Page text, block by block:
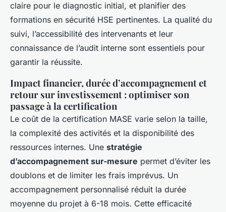
claire pour le diagnostic initial, et planifier des
formations en sécurité HSE pertinentes. La qualité du
suivi, l’accessibilité des intervenants et leur
connaissance de l’audit interne sont essentiels pour
garantir la réussite.
Impact financier, durée d’accompagnement et
retour sur investissement : optimiser son
passage à la certification
Le coût de la certification MASE varie selon la taille,
la complexité des activités et la disponibilité des
ressources internes. Une stratégie
d’accompagnement sur-mesure permet d’éviter les
doublons et de limiter les frais imprévus. Un
accompagnement personnalisé réduit la durée
moyenne du projet à 6-18 mois. Cette efficacité